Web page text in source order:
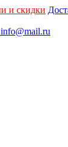
и скидки